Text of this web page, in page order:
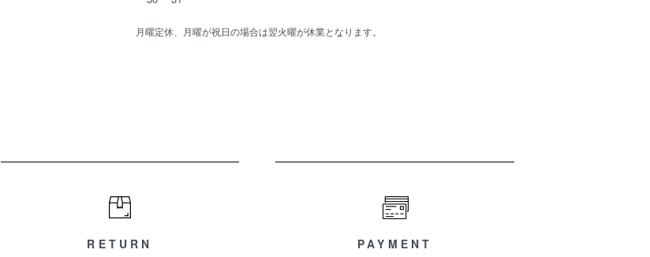
月曜定休、月曜が祝日の場合は翌火曜が休業となります。
RETURN PAYMENT